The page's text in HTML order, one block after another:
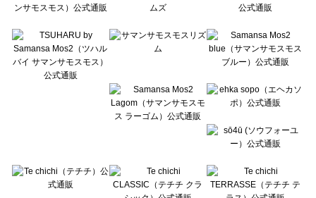
Te chichi CLASSIC（テチチ クラシック）のアウター一覧
Lugnoncure（ルノンキュール）のアウター一覧
BETTY'S BLUE（べティーズブルー）のアウター一覧
Wpc.（ワールドパーティー）のアウター一覧